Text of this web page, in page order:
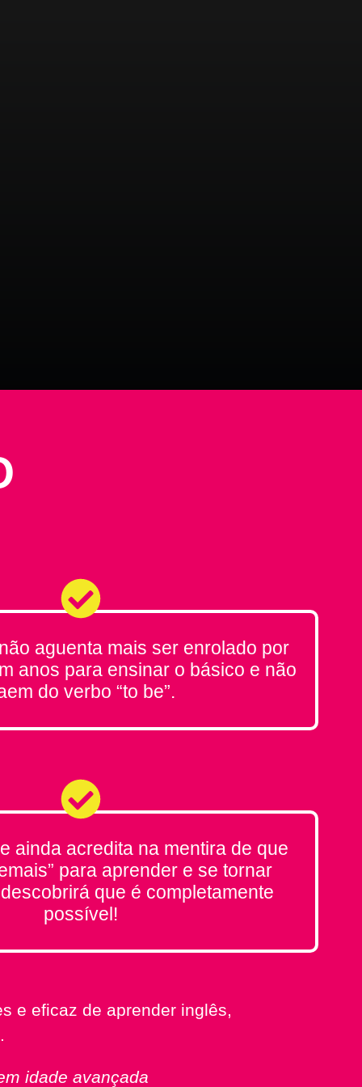
aguenta mais ser enrolado por
anos para ensinar o básico e não
do verbo “to be”.
ainda acredita na mentira de que
para aprender e se tornar
que é completamente
possível!
e eficaz de aprender inglês,
idade avançada